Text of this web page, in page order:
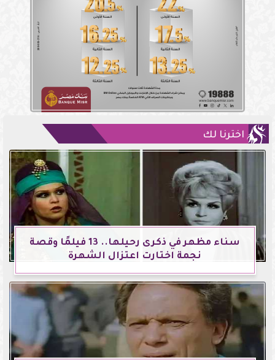
اخترنا لك
سناء مظهر في ذكرى رحيلها.. 13 فيلمًا وقصة
نجمة اختارت اعتزال الشهرة